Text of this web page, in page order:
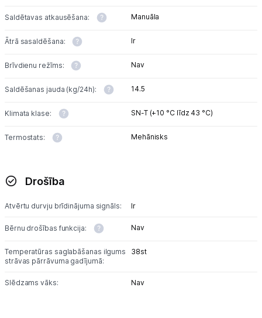
Saldētavas atkausēšana: Manuāla
Ātrā sasaldēšana: Ir
Brīvdienu režīms: Nav
Saldēšanas jauda (kg/24h): 14.5
Klimata klase: SN-T (+10 °C līdz 43 °C)
Termostats: Mehānisks
Drošība
Atvērtu durvju brīdinājuma signāls: Ir
Bērnu drošības funkcija: Nav
Temperatūras saglabāšanas ilgums
strāvas pārrāvuma gadījumā:
38st
Slēdzams vāks: Nav